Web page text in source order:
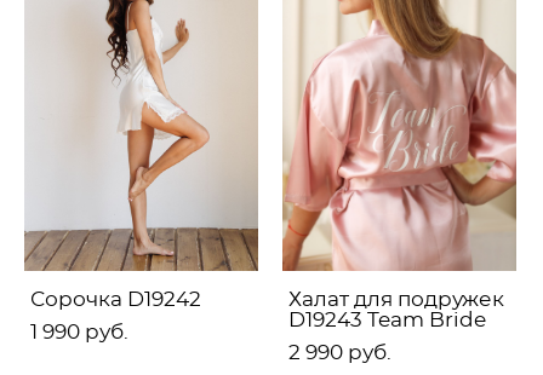
Сорочка D19242
1 990 pуб.
Халат для подружек
D19243 Team Bride
2 990 pуб.